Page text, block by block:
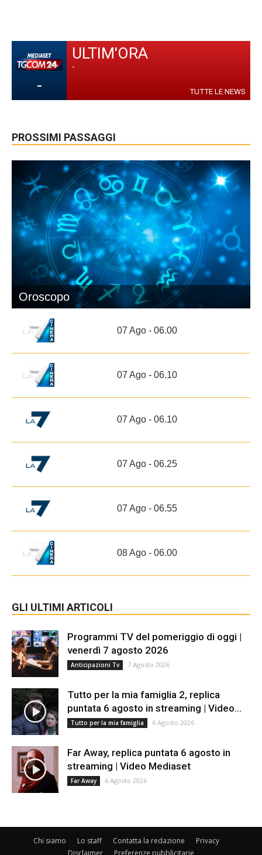
-
ULTIM'ORA
-
TUTTE LE NEWS
PROSSIMI PASSAGGI
Oroscopo
07 Ago - 06.00
07 Ago - 06.10
07 Ago - 06.10
07 Ago - 06.25
07 Ago - 06.55
08 Ago - 06.00
GLI ULTIMI ARTICOLI
Programmi TV del pomeriggio di oggi |
venerdì 7 agosto 2026
Anticipazioni Tv 7 Agosto 2026
Tutto per la mia famiglia 2, replica
puntata 6 agosto in streaming | Video...
Tutto per la mia famiglia 6 Agosto 2026
Far Away, replica puntata 6 agosto in
streaming | Video Mediaset
Far Away 6 Agosto 2026
Chi siamo Lo staff Contatta la redazione
Privacy